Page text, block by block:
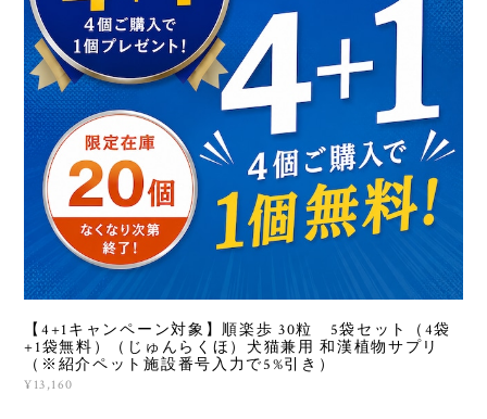
【4+1キャンペーン対象】順楽歩 30粒 5袋セット（4袋
+1袋無料）（じゅんらくほ）犬猫兼用 和漢植物サプリ
（※紹介ペット施設番号入力で5%引き）
¥13,160